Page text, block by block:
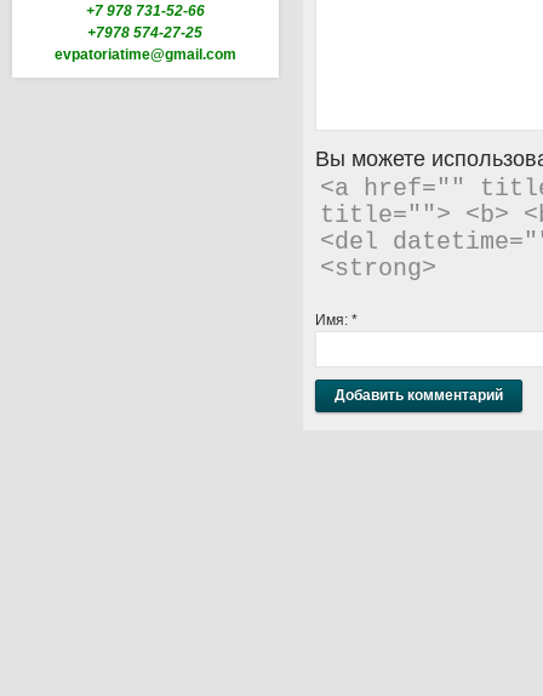
+7 978 731-52-66
+7978 574-27-25
evpatoriatime@gmail.com
Вы можете
<a href=""
title=""> <b>
<del
<strong>
Имя: *